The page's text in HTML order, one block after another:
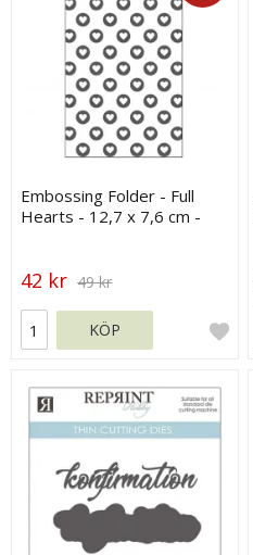
Embossing Folder - Full
Hearts - 12,7 x 7,6 cm -
42 kr 49 kr
KÖP